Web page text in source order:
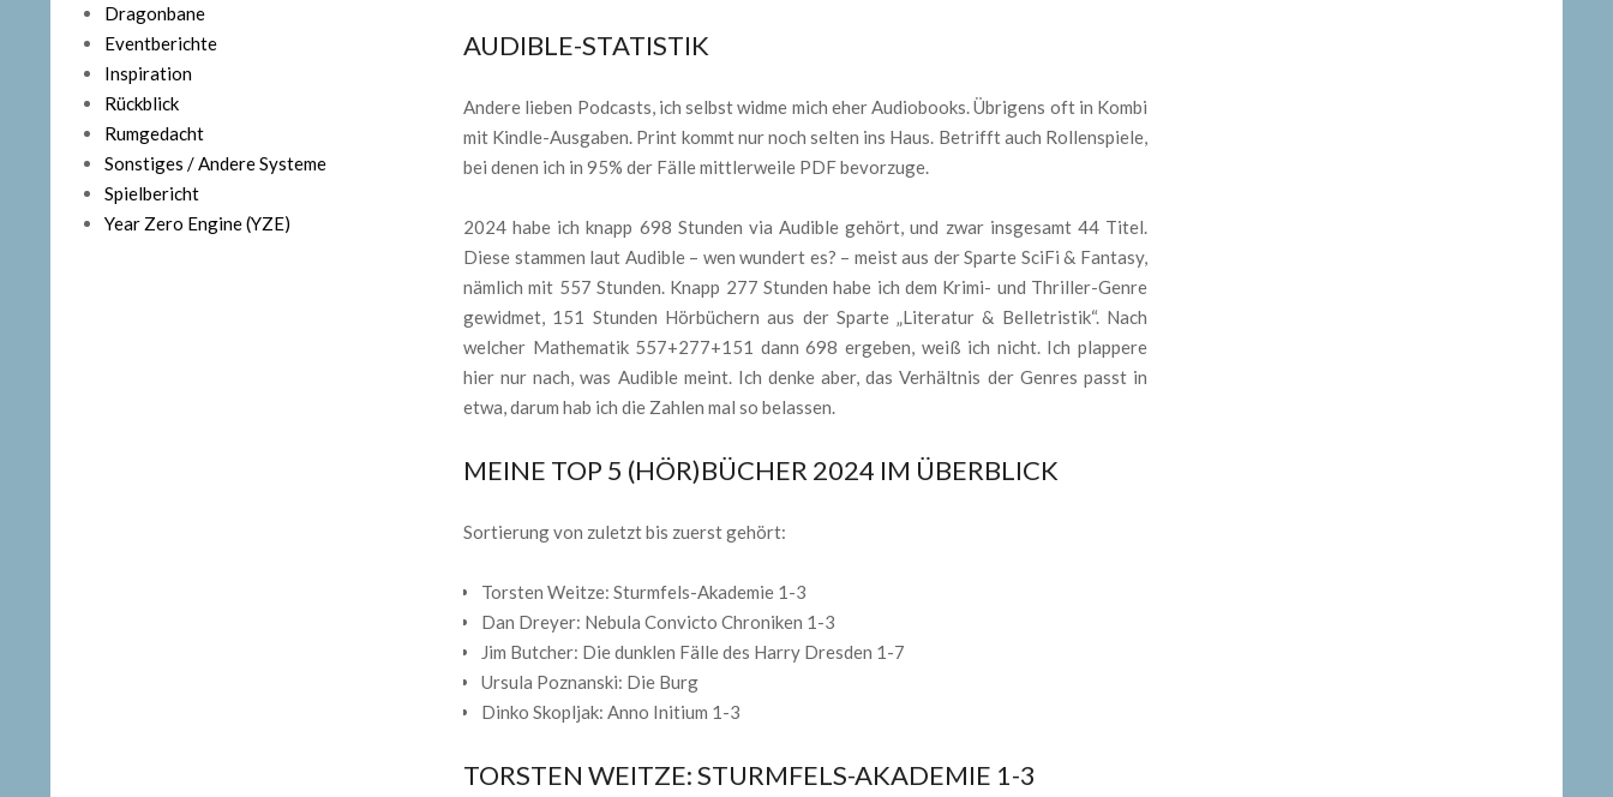
AUDIBLE-STATISTIK
Andere lieben Podcasts, ich selbst widme mich eher Audiobooks. Übrigens oft in Kombi
mit Kindle-Ausgaben. Print kommt nur noch selten ins Haus. Betrifft auch Rollenspiele,
bei denen ich in 95% der Fälle mittlerweile PDF bevorzuge.
2024 habe ich knapp 698 Stunden via Audible gehört, und zwar insgesamt 44 Titel.
Diese stammen laut Audible – wen wundert es? – meist aus der Sparte SciFi & Fantasy,
nämlich mit 557 Stunden. Knapp 277 Stunden habe ich dem Krimi- und Thriller-Genre
gewidmet, 151 Stunden Hörbüchern aus der Sparte „Literatur & Belletristik“. Nach
welcher Mathematik 557+277+151 dann 698 ergeben, weiß ich nicht. Ich plappere
hier nur nach, was Audible meint. Ich denke aber, das Verhältnis der Genres passt in
etwa, darum hab ich die Zahlen mal so belassen.
MEINE TOP 5 (HÖR)BÜCHER 2024 IM ÜBERBLICK
Sortierung von zuletzt bis zuerst gehört:
Torsten Weitze: Sturmfels-Akademie 1-3
Dan Dreyer: Nebula Convicto Chroniken 1-3
Jim Butcher: Die dunklen Fälle des Harry Dresden 1-7
Ursula Poznanski: Die Burg
Dinko Skopljak: Anno Initium 1-3
TORSTEN WEITZE: STURMFELS-AKADEMIE 1-3
Dragonbane
Eventberichte
Inspiration
Rückblick
Rumgedacht
Sonstiges / Andere Systeme
Spielbericht
Year Zero Engine (YZE)